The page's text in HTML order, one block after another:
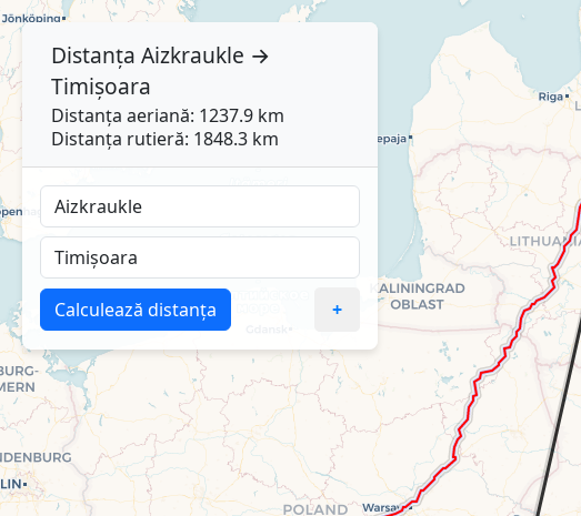
Distanța Aizkraukle →
Timișoara
Distanța aeriană: 1237.9 km
Distanța rutieră: 1848.3 km
Calculează distanța +